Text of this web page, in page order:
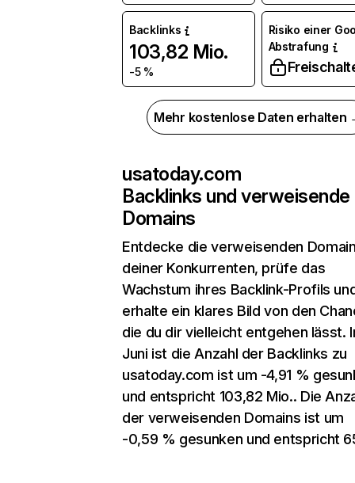
Backlinks
103,82 Mio.
-5 %
Risiko einer
Abstrafung
Mehr kostenlose Daten erhalten
usatoday.com
Backlinks und verweisende
Domains
Entdecke die verweisenden
deiner Konkurrenten, prüfe das
Wachstum ihres Backlink-Profils
erhalte ein klares Bild von den
die du dir vielleicht entgehen lässt.
Juni ist die Anzahl der Backlinks zu
usatoday.com ist um -4,91 %
und entspricht 103,82 Mio.. Die
der verweisenden Domains ist um
-0,59 % gesunken und entspricht